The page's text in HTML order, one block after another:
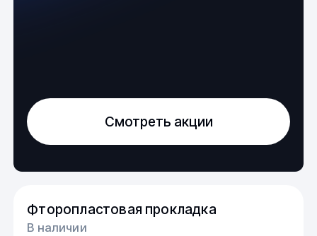
Смотреть акции
Фторопластовая прокладка
В наличии